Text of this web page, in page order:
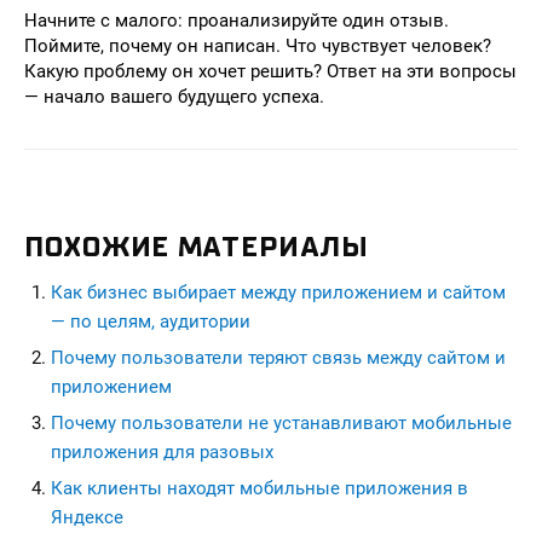
Начните с малого: проанализируйте один отзыв.
Поймите, почему он написан. Что чувствует человек?
Какую проблему он хочет решить? Ответ на эти вопросы
— начало вашего будущего успеха.
ПОХОЖИЕ МАТЕРИАЛЫ
Как бизнес выбирает между приложением и сайтом
— по целям, аудитории
Почему пользователи теряют связь между сайтом и
приложением
Почему пользователи не устанавливают мобильные
приложения для разовых
Как клиенты находят мобильные приложения в
Яндексе